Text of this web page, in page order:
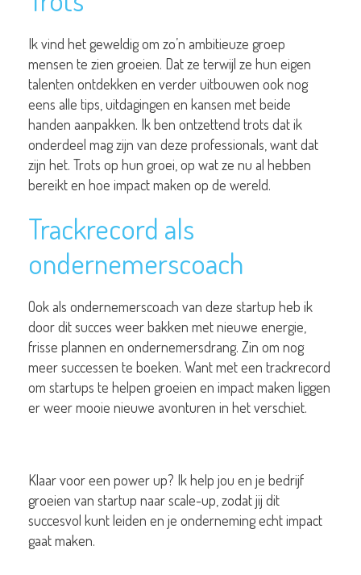
Ik vind het geweldig om zo’n ambitieuze groep
mensen te zien groeien. Dat ze terwijl ze hun eigen
talenten ontdekken en verder uitbouwen ook nog
eens alle tips, uitdagingen en kansen met beide
handen aanpakken. Ik ben ontzettend trots dat ik
onderdeel mag zijn van deze professionals, want dat
zijn het. Trots op hun groei, op wat ze nu al hebben
bereikt en hoe impact maken op de wereld.
Trackrecord als
ondernemerscoach
Ook als ondernemerscoach van deze startup heb ik
door dit succes weer bakken met nieuwe energie,
frisse plannen en ondernemersdrang. Zin om nog
meer successen te boeken. Want met een trackrecord
om startups te helpen groeien en impact maken liggen
er weer mooie nieuwe avonturen in het verschiet.
Klaar voor een power up? Ik help jou en je bedrijf
groeien van startup naar scale-up, zodat jij dit
succesvol kunt leiden en je onderneming echt impact
gaat maken.